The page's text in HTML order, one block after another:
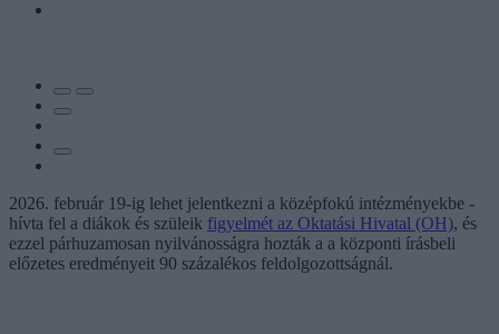
2026. február 19-ig lehet jelentkezni a középfokú intézményekbe -
hívta fel a diákok és szüleik figyelmét az Oktatási Hivatal (OH), és
ezzel párhuzamosan nyilvánosságra hozták a a központi írásbeli
előzetes eredményeit 90 százalékos feldolgozottságnál.